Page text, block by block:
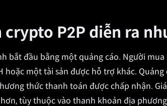
P2P diễn ra
bắt đầu bằng một quảng cáo. Người
hoặc một tài sản được hỗ trợ khác.
thức thanh toán được chấp nhận.
tùy thuộc vào thanh khoản địa